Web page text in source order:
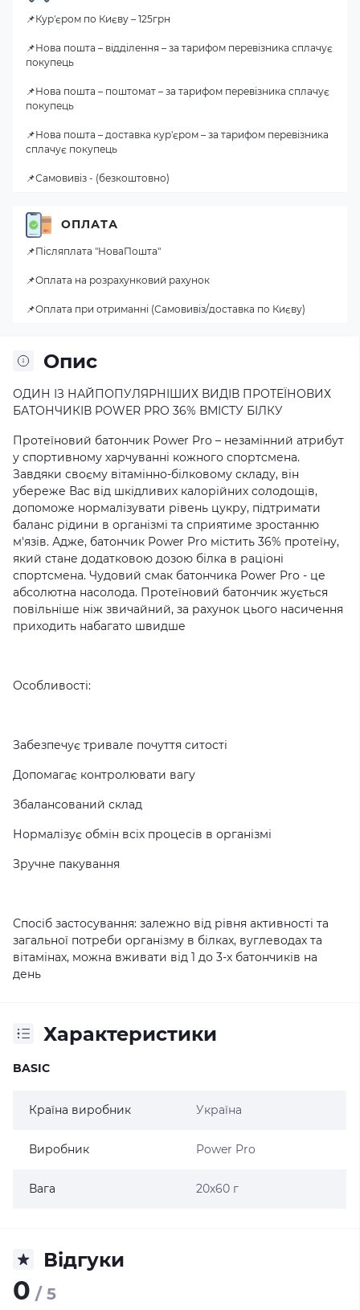
Опис
ОДИН ІЗ НАЙПОПУЛЯРНІШИХ ВИДІВ ПРОТЕЇНОВИХ
БАТОНЧИКІВ POWER PRO 36% ВМІСТУ БІЛКУ
Протеїновий батончик Power Pro – незамінний атрибут
у спортивному харчуванні кожного спортсмена.
Завдяки своєму вітамінно-білковому складу, він
убереже Вас від шкідливих калорійних солодощів,
допоможе нормалізувати рівень цукру, підтримати
баланс рідини в організмі та сприятиме зростанню
м'язів. Адже, батончик Power Pro містить 36% протеїну,
який стане додатковою дозою білка в раціоні
спортсмена. Чудовий смак батончика Power Pro - це
абсолютна насолода. Протеїновий батончик жується
повільніше ніж звичайний, за рахунок цього насичення
приходить набагато швидше
Особливості:
Забезпечує тривале почуття ситості
Допомагає контролювати вагу
Збалансований склад
Нормалізує обмін всіх процесів в організмі
Зручне пакування
Спосіб застосування: залежно від рівня активності та
загальної потреби організму в білках, вуглеводах та
вітамінах, можна вживати від 1 до 3-х батончиків на
день
Характеристики
BASIC
Країна виробник Україна
Виробник Power Pro
Вага 20х60 г
Відгуки
0 / 5
📌Кур'єром по Києву – 125грн
📌Нова пошта – відділення – за тарифом перевізника сплачує
покупець
📌Нова пошта – поштомат – за тарифом перевізника сплачує
покупець
📌Нова пошта – доставка кур'єром – за тарифом перевізника
сплачує покупець
📌Самовивіз - (безкоштовно)
ОПЛАТА
📌Післяплата "НоваПошта"
📌Оплата на розрахунковий рахунок
📌Оплата при отриманні (Самовивіз/доставка по Києву)